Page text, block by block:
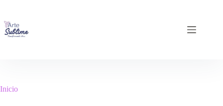
Inicio